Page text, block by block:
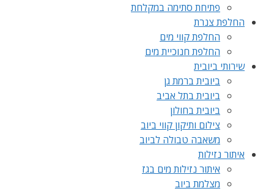
פתיחת סתימה במקלחת
החלפת צנרת
החלפת קווי מים
החלפת חנוכיית מים
שירותי ביובית
ביובית ברמת גן
ביובית בתל אביב
ביובית בחולון
צילום ותיקון קווי ביוב
משאבה טבולה לביוב
איתור נזילות
איתור נזילות מים בגז
מצלמת ביוב